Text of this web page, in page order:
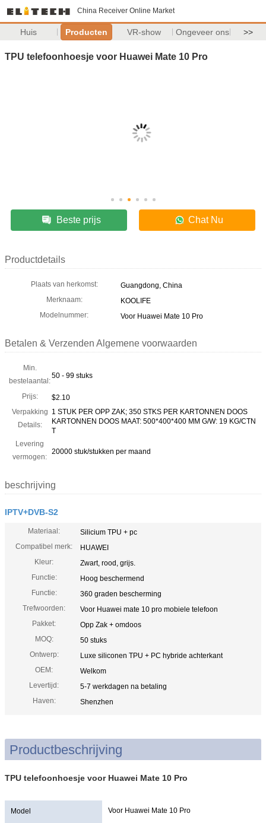
China Receiver Online Market
Huis Producten VR-show Ongeveer ons >>
TPU telefoonhoesje voor Huawei Mate 10 Pro
Beste prijs Chat Nu
Productdetails
Plaats van herkomst:
Guangdong, China
Merknaam:
KOOLIFE
Modelnummer:
Voor Huawei Mate 10 Pro
Betalen & Verzenden Algemene voorwaarden
Min.
bestelaantal:
50 - 99 stuks
Prijs:
$2.10
Verpakking
Details:
1 STUK PER OPP ZAK; 350 STKS PER KARTONNEN DOOS
KARTONNEN DOOS MAAT: 500*400*400 MM G/W: 19 KG/CTN
T
Levering
vermogen:
20000 stuk/stukken per maand
beschrijving
IPTV+DVB-S2
Materiaal:
Silicium TPU + pc
Compatibel merk:
HUAWEI
Kleur:
Zwart, rood, grijs.
Functie:
Hoog beschermend
Functie:
360 graden bescherming
Trefwoorden:
Voor Huawei mate 10 pro mobiele telefoon
Pakket:
Opp Zak + omdoos
MOQ:
50 stuks
Ontwerp:
Luxe siliconen TPU + PC hybride achterkant
OEM:
Welkom
Levertijd:
5-7 werkdagen na betaling
Haven:
Shenzhen
Productbeschrijving
TPU telefoonhoesje voor Huawei Mate 10 Pro
Model Voor Huawei Mate 10 Pro